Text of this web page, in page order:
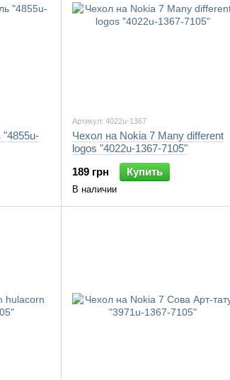
Артикул: 4022u-1367
Чехол на Nokia 7 Many different
logos "4022u-1367-7105"
189 грн
Купить
В наличии